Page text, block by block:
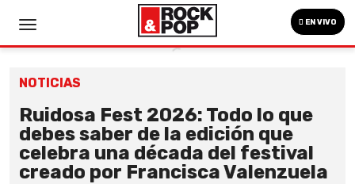
EN VIVO
NOTICIAS
Ruidosa Fest 2026: Todo lo que
debes saber de la edición que
celebra una década del festival
creado por Francisca Valenzuela